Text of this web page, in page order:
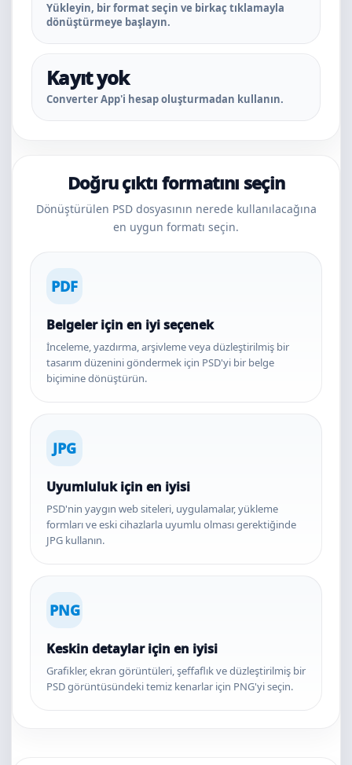
Yükleyin, bir format seçin ve birkaç tıklamayla
dönüştürmeye başlayın.
Kayıt yok
Converter App'i hesap oluşturmadan kullanın.
Doğru çıktı formatını seçin
Dönüştürülen PSD dosyasının nerede kullanılacağına
en uygun formatı seçin.
PDF
Belgeler için en iyi seçenek
İnceleme, yazdırma, arşivleme veya düzleştirilmiş bir
tasarım düzenini göndermek için PSD'yi bir belge
biçimine dönüştürün.
JPG
Uyumluluk için en iyisi
PSD'nin yaygın web siteleri, uygulamalar, yükleme
formları ve eski cihazlarla uyumlu olması gerektiğinde
JPG kullanın.
PNG
Keskin detaylar için en iyisi
Grafikler, ekran görüntüleri, şeffaflık ve düzleştirilmiş bir
PSD görüntüsündeki temiz kenarlar için PNG'yi seçin.